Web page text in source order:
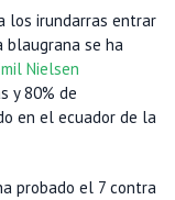
los irundarras entrar
se ha
Nielsen
y 80% de
en el ecuador de la
probado el 7 contra